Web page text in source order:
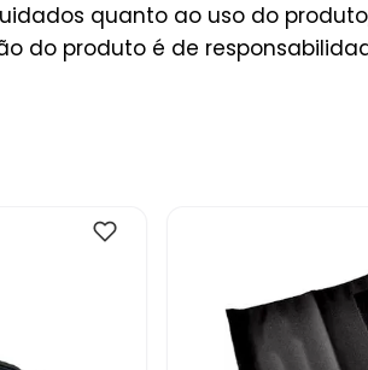
quanto ao uso do
do produto é de